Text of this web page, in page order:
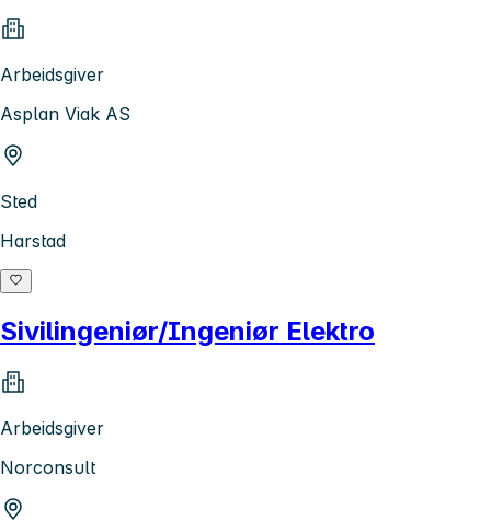
Arbeidsgiver
Asplan Viak AS
Sted
Harstad
Sivilingeniør/Ingeniør Elektro
Arbeidsgiver
Norconsult